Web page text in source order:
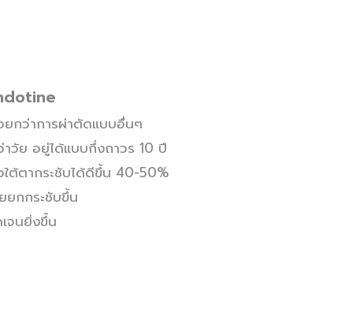
กว่าการผ่าตัดแบบอื่นๆ
วัย อยู่ได้แบบกึ่งถาวร 10 ปี
ต้ตากระชับได้ดีขึ้น 40-50%
กกระชับขึ้น
จนยิ่งขึ้น